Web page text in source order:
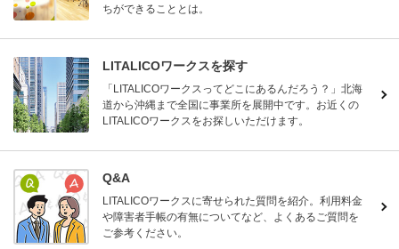
ちができることとは。
LITALICOワークスを探す
「LITALICOワークスってどこにあるんだろう？」北海
道から沖縄まで全国に事業所を展開中です。お近くの
LITALICOワークスをお探しいただけます。
Q&A
LITALICOワークスに寄せられた質問を紹介。利用料金
や障害者手帳の有無についてなど、よくあるご質問を
ご参考ください。